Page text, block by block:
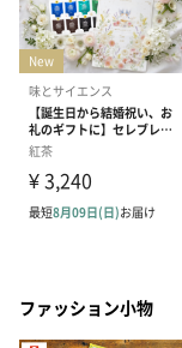
ファッション小物